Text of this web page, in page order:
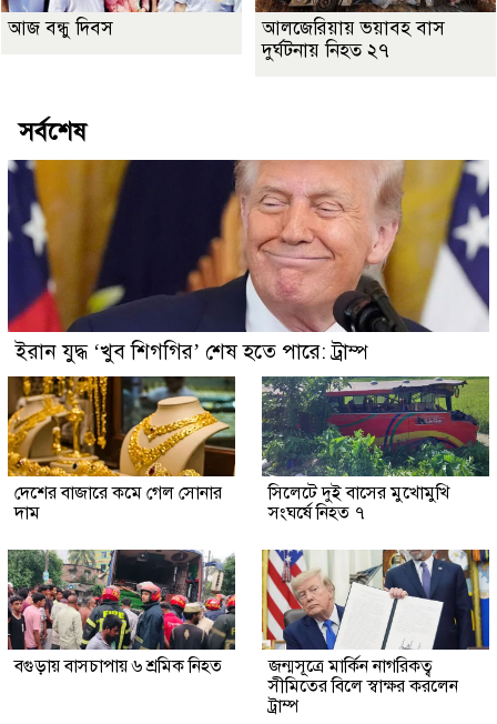
আজ বন্ধু দিবস
আলজেরিয়ায় ভয়াবহ বাস
দুর্ঘটনায় নিহত ২৭
সর্বশেষ
ইরান যুদ্ধ ‘খুব শিগগির’ শেষ হতে পারে: ট্রাম্প
দেশের বাজারে কমে গেল সোনার
দাম
সিলেটে দুই বাসের মুখোমুখি
সংঘর্ষে নিহত ৭
বগুড়ায় বাসচাপায় ৬ শ্রমিক নিহত
জন্মসূত্রে মার্কিন নাগরিকত্ব
সীমিতের বিলে স্বাক্ষর করলেন
ট্রাম্প